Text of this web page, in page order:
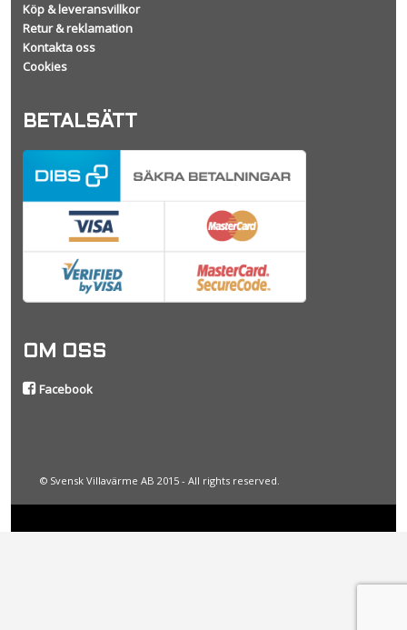
Köp & leveransvillkor
Retur & reklamation
Kontakta oss
Cookies
BETALSÄTT
OM OSS
Facebook
© Svensk Villavärme AB 2015 - All rights reserved.